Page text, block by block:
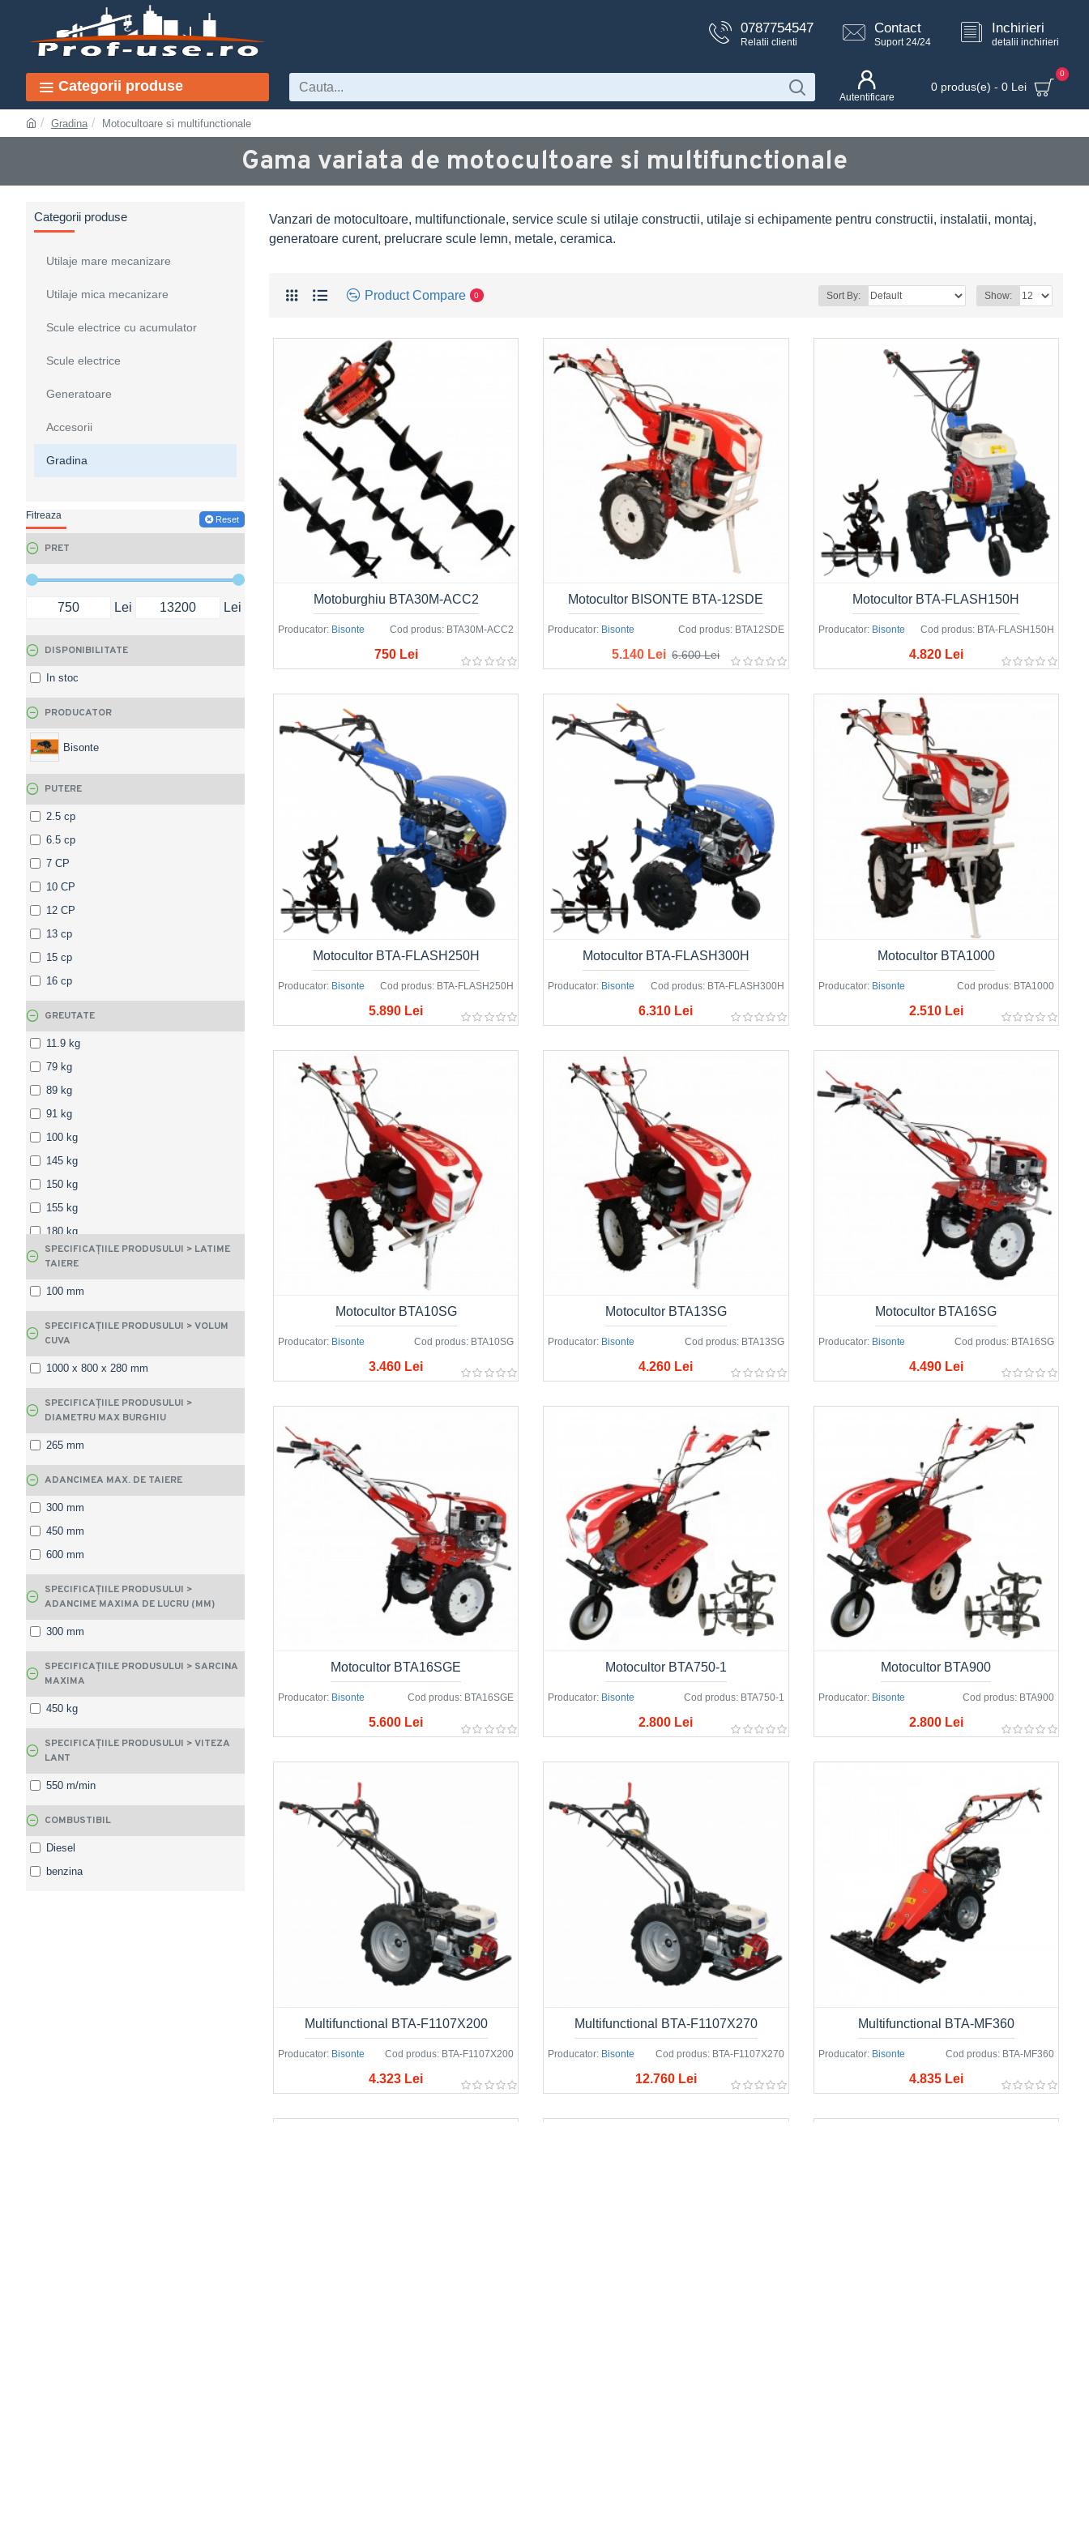
0787754547
Relatii clienti
Contact
Suport 24/24
Inchirieri
detalii inchirieri
Categorii produse
Autentificare
0 produs(e) - 0 Lei
0
Gradina Motocultoare si multifunctionale
Gama variata de motocultoare si multifunctionale
Categorii produse
Utilaje mare mecanizare
Utilaje mica mecanizare
Scule electrice cu acumulator
Scule electrice
Generatoare
Accesorii
Gradina
Fitreaza Reset
PRET
Lei Lei
PRODUCATOR
Bisonte
PUTERE
2.5 cp
6.5 cp
7 CP
10 CP
12 CP
13 cp
15 cp
16 cp
GREUTATE
11.9 kg
79 kg
89 kg
91 kg
100 kg
145 kg
150 kg
155 kg
180 kg
185 kg
SPECIFICAȚIILE PRODUSULUI > LATIME
TAIERE
100 mm
SPECIFICAȚIILE PRODUSULUI > VOLUM
CUVA
1000 x 800 x 280 mm
SPECIFICAȚIILE PRODUSULUI >
DIAMETRU MAX BURGHIU
265 mm
ADANCIMEA MAX. DE TAIERE
300 mm
450 mm
600 mm
SPECIFICAȚIILE PRODUSULUI >
ADANCIME MAXIMA DE LUCRU (MM)
300 mm
SPECIFICAȚIILE PRODUSULUI > SARCINA
MAXIMA
450 kg
SPECIFICAȚIILE PRODUSULUI > VITEZA
LANT
550 m/min
COMBUSTIBIL
Diesel
benzina
DISPONIBILITATE
In stoc
Vanzari de motocultoare, multifunctionale, service scule si utilaje constructii, utilaje si echipamente pentru constructii, instalatii, montaj,
generatoare curent, prelucrare scule lemn, metale, ceramica.
Product Compare 0 Sort By: Show:
Producator: Bisonte Cod produs: BTA30M-ACC2
Motoburghiu BTA30M-ACC2
750 Lei
Producator: Bisonte Cod produs: BTA12SDE
Motocultor BISONTE BTA-12SDE
5.140 Lei 6.600 Lei
Producator: Bisonte Cod produs: BTA-FLASH150H
Motocultor BTA-FLASH150H
4.820 Lei
Producator: Bisonte Cod produs: BTA-FLASH250H
Motocultor BTA-FLASH250H
5.890 Lei
Producator: Bisonte Cod produs: BTA-FLASH300H
Motocultor BTA-FLASH300H
6.310 Lei
Producator: Bisonte Cod produs: BTA1000
Motocultor BTA1000
2.510 Lei
Producator: Bisonte Cod produs: BTA10SG
Motocultor BTA10SG
3.460 Lei
Producator: Bisonte Cod produs: BTA13SG
Motocultor BTA13SG
4.260 Lei
Producator: Bisonte Cod produs: BTA16SG
Motocultor BTA16SG
4.490 Lei
Producator: Bisonte Cod produs: BTA16SGE
Motocultor BTA16SGE
5.600 Lei
Producator: Bisonte Cod produs: BTA750-1
Motocultor BTA750-1
2.800 Lei
Producator: Bisonte Cod produs: BTA900
Motocultor BTA900
2.800 Lei
Producator: Bisonte Cod produs: BTA-F1107X200
Multifunctional BTA-F1107X200
4.323 Lei
Producator: Bisonte Cod produs: BTA-F1107X270
Multifunctional BTA-F1107X270
12.760 Lei
Producator: Bisonte Cod produs: BTA-MF360
Multifunctional BTA-MF360
4.835 Lei